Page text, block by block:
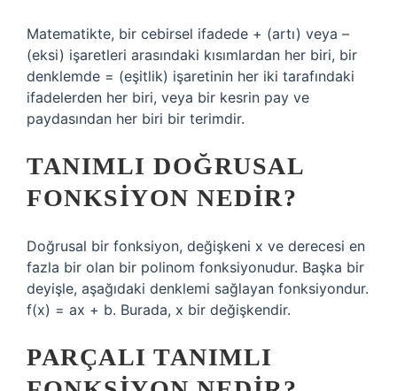
Matematikte, bir cebirsel ifadede + (artı) veya –
(eksi) işaretleri arasındaki kısımlardan her biri, bir
denklemde = (eşitlik) işaretinin her iki tarafındaki
ifadelerden her biri, veya bir kesrin pay ve
paydasından her biri bir terimdir.
TANIMLI DOĞRUSAL
FONKSIYON NEDIR?
Doğrusal bir fonksiyon, değişkeni x ve derecesi en
fazla bir olan bir polinom fonksiyonudur. Başka bir
deyişle, aşağıdaki denklemi sağlayan fonksiyondur.
f(x) = ax + b. Burada, x bir değişkendir.
PARÇALI TANIMLI